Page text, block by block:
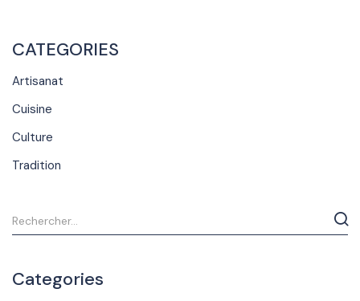
CATEGORIES
Artisanat
Cuisine
Culture
Tradition
Categories